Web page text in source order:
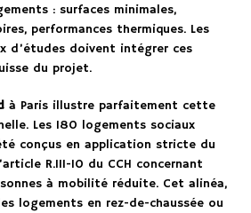
: surfaces minimales,
performances thermiques. Les
d’études doivent intégrer ces
du projet.
à Paris illustre parfaitement cette
Les 180 logements sociaux
conçus en application stricte du
R.111-10 du CCH concernant
à mobilité réduite. Cet alinéa,
logements en rez-de-chaussée ou